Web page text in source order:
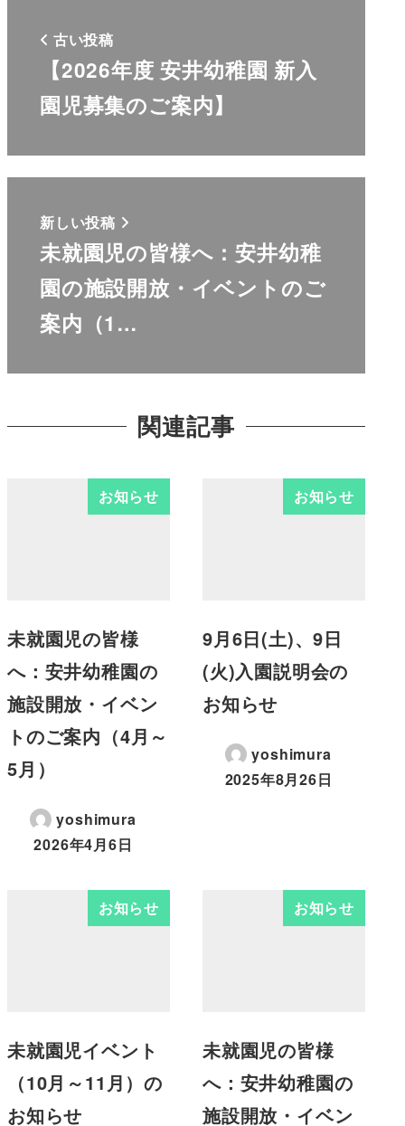
古い投稿
【2026年度 安井幼稚園 新入
園児募集のご案内】
新しい投稿
未就園児の皆様へ：安井幼稚
園の施設開放・イベントのご
案内（1…
関連記事
お知らせ
未就園児の皆様
へ：安井幼稚園の
施設開放・イベン
トのご案内（4月～
5月）
yoshimura
2026年4月6日
お知らせ
9月6日(土)、9日
(火)入園説明会の
お知らせ
yoshimura
2025年8月26日
お知らせ
未就園児イベント
（10月～11月）の
お知らせ
お知らせ
未就園児の皆様
へ：安井幼稚園の
施設開放・イベン